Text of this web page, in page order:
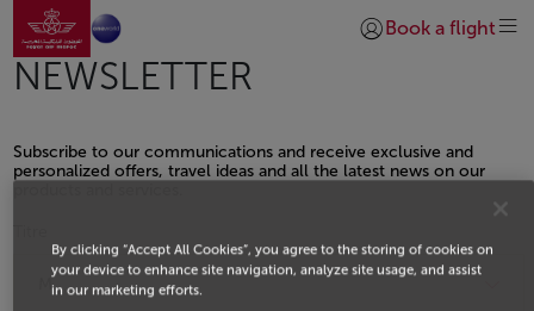
Saut au contenu principal
Aller à la page accueil
Se connecter |
Book a flight
NEWSLETTER
Subscribe to our communications and receive exclusive and
personalized offers, travel ideas and all the latest news on our
By clicking “Accept All Cookies”, you agree to the storing of cookies on
your device to enhance site navigation, analyze site usage, and assist
in our marketing efforts.